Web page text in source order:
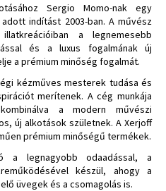
Sergio Momo-nak egy
indítást 2003-ban. A művész
a legnemesebb
és a luxus fogalmának új
a prémium minőség fogalmát.
kézműves mesterek tudása és
merítenek. A cég munkája
a modern művészi
új alkotások születnek. A Xerjoff
prémium minőségű termékek.
a legnagyobb odaadással, a
készül, ahogy a
üvegek és a csomagolás is.